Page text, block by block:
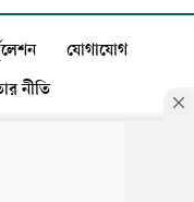
যোগাযোগ
নীতি